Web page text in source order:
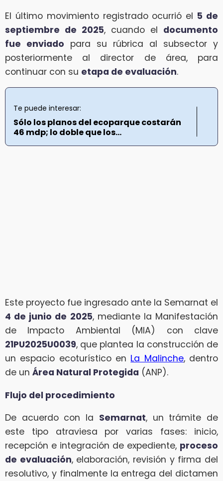
El último movimiento registrado ocurrió el 5 de
septiembre de 2025, cuando el documento
fue enviado para su rúbrica al subsector y
posteriormente al director de área, para
continuar con su etapa de evaluación.
Te puede interesar:
Sólo los planos del ecoparque costarán
46 mdp; lo doble que los...
Este proyecto fue ingresado ante la Semarnat el
4 de junio de 2025, mediante la Manifestación
de Impacto Ambiental (MIA) con clave
21PU2025U0039, que plantea la construcción de
un espacio ecoturístico en La Malinche, dentro
de un Área Natural Protegida (ANP).
Flujo del procedimiento
De acuerdo con la Semarnat, un trámite de
este tipo atraviesa por varias fases: inicio,
recepción e integración de expediente, proceso
de evaluación, elaboración, revisión y firma del
resolutivo, y finalmente la entrega del dictamen